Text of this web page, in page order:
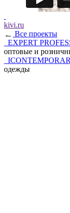
kivi.ru
→ Все проекты
EXPERT
оптовые и
одежды